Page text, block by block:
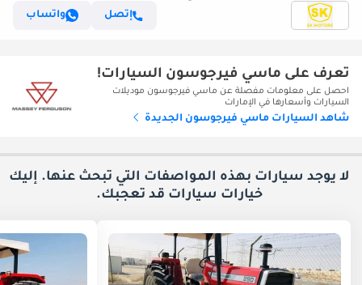
إتصل
واتساب
تعرف على ماسي فيرجوسون السيارات!
احصل على معلومات مفصلة عن ماسي فيرجوسون موديلات
السيارات وأسعارها في الإمارات
شاهد السيارات ماسي فيرجوسون الجديدة
لا يوجد سيارات بهذه المواصفات التي تبحث عنها. إليك
خيارات سيارات قد تعجبك.